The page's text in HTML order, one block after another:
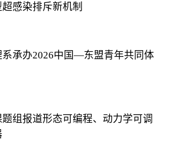
感染排斥新机制
系承办2026中国—东盟青年共同体
组报道形态可编程、动力学可调